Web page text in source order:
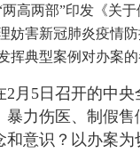
两高两部”印发《关
妨害新冠肺炎疫情
挥典型案例对办案
2月5日召开的中
暴力伤医、制假
和意识？以办案